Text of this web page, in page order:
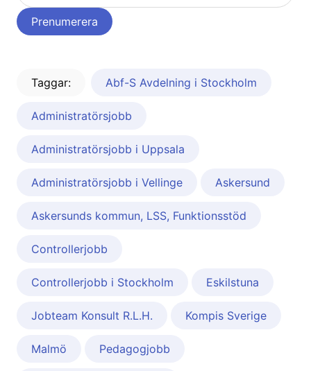
Taggar: Abf-S Avdelning i Stockholm
Administratörsjobb
Administratörsjobb i Uppsala
Administratörsjobb i Vellinge Askersund
Askersunds kommun, LSS, Funktionsstöd
Controllerjobb
Controllerjobb i Stockholm Eskilstuna
Jobteam Konsult R.L.H. Kompis Sverige
Malmö Pedagogjobb